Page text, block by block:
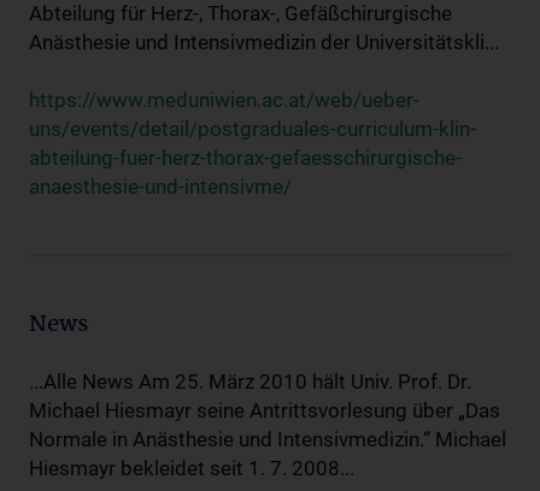
Abteilung für Herz-, Thorax-, Gefäßchirurgische
Anästhesie und Intensivmedizin der Universitätskli...
https://www.meduniwien.ac.at/web/ueber-
uns/events/detail/postgraduales-curriculum-klin-
abteilung-fuer-herz-thorax-gefaesschirurgische-
anaesthesie-und-intensivme/
News
...Alle News Am 25. März 2010 hält Univ. Prof. Dr.
Michael Hiesmayr seine Antrittsvorlesung über „Das
Normale in Anästhesie und Intensivmedizin.“ Michael
Hiesmayr bekleidet seit 1. 7. 2008...